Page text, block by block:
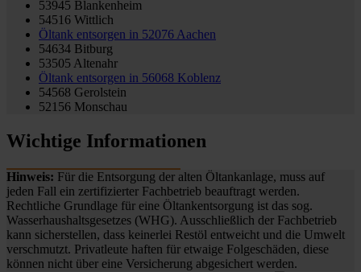
53945 Blankenheim
54516 Wittlich
Öltank entsorgen in 52076 Aachen
54634 Bitburg
53505 Altenahr
Öltank entsorgen in 56068 Koblenz
54568 Gerolstein
52156 Monschau
Wichtige Informationen
Hinweis: Für die Entsorgung der alten Öltankanlage, muss auf
jeden Fall ein zertifizierter Fachbetrieb beauftragt werden.
Rechtliche Grundlage für eine Öltankentsorgung ist das sog.
Wasserhaushaltsgesetzes (WHG). Ausschließlich der Fachbetrieb
kann sicherstellen, dass keinerlei Restöl entweicht und die Umwelt
verschmutzt. Privatleute haften für etwaige Folgeschäden, diese
können nicht über eine Versicherung abgesichert werden.